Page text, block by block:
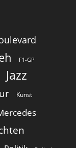
F1-GP
Jazz
Kunst